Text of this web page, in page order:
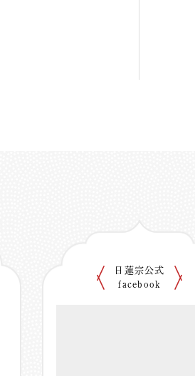
日蓮宗公式
facebook